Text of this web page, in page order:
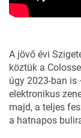
A jövő évi
köztük a
úgy 2023-ban is
elektronikus
majd, a teljes
a hatnapos